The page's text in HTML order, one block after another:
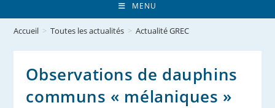
MENU
Accueil > Toutes les actualités > Actualité GREC
Observations de dauphins
communs « mélaniques »